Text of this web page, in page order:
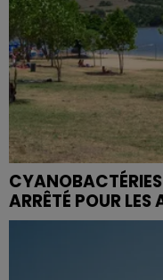
CYANOBACTÉRIES
ARRÊTÉ POUR LES